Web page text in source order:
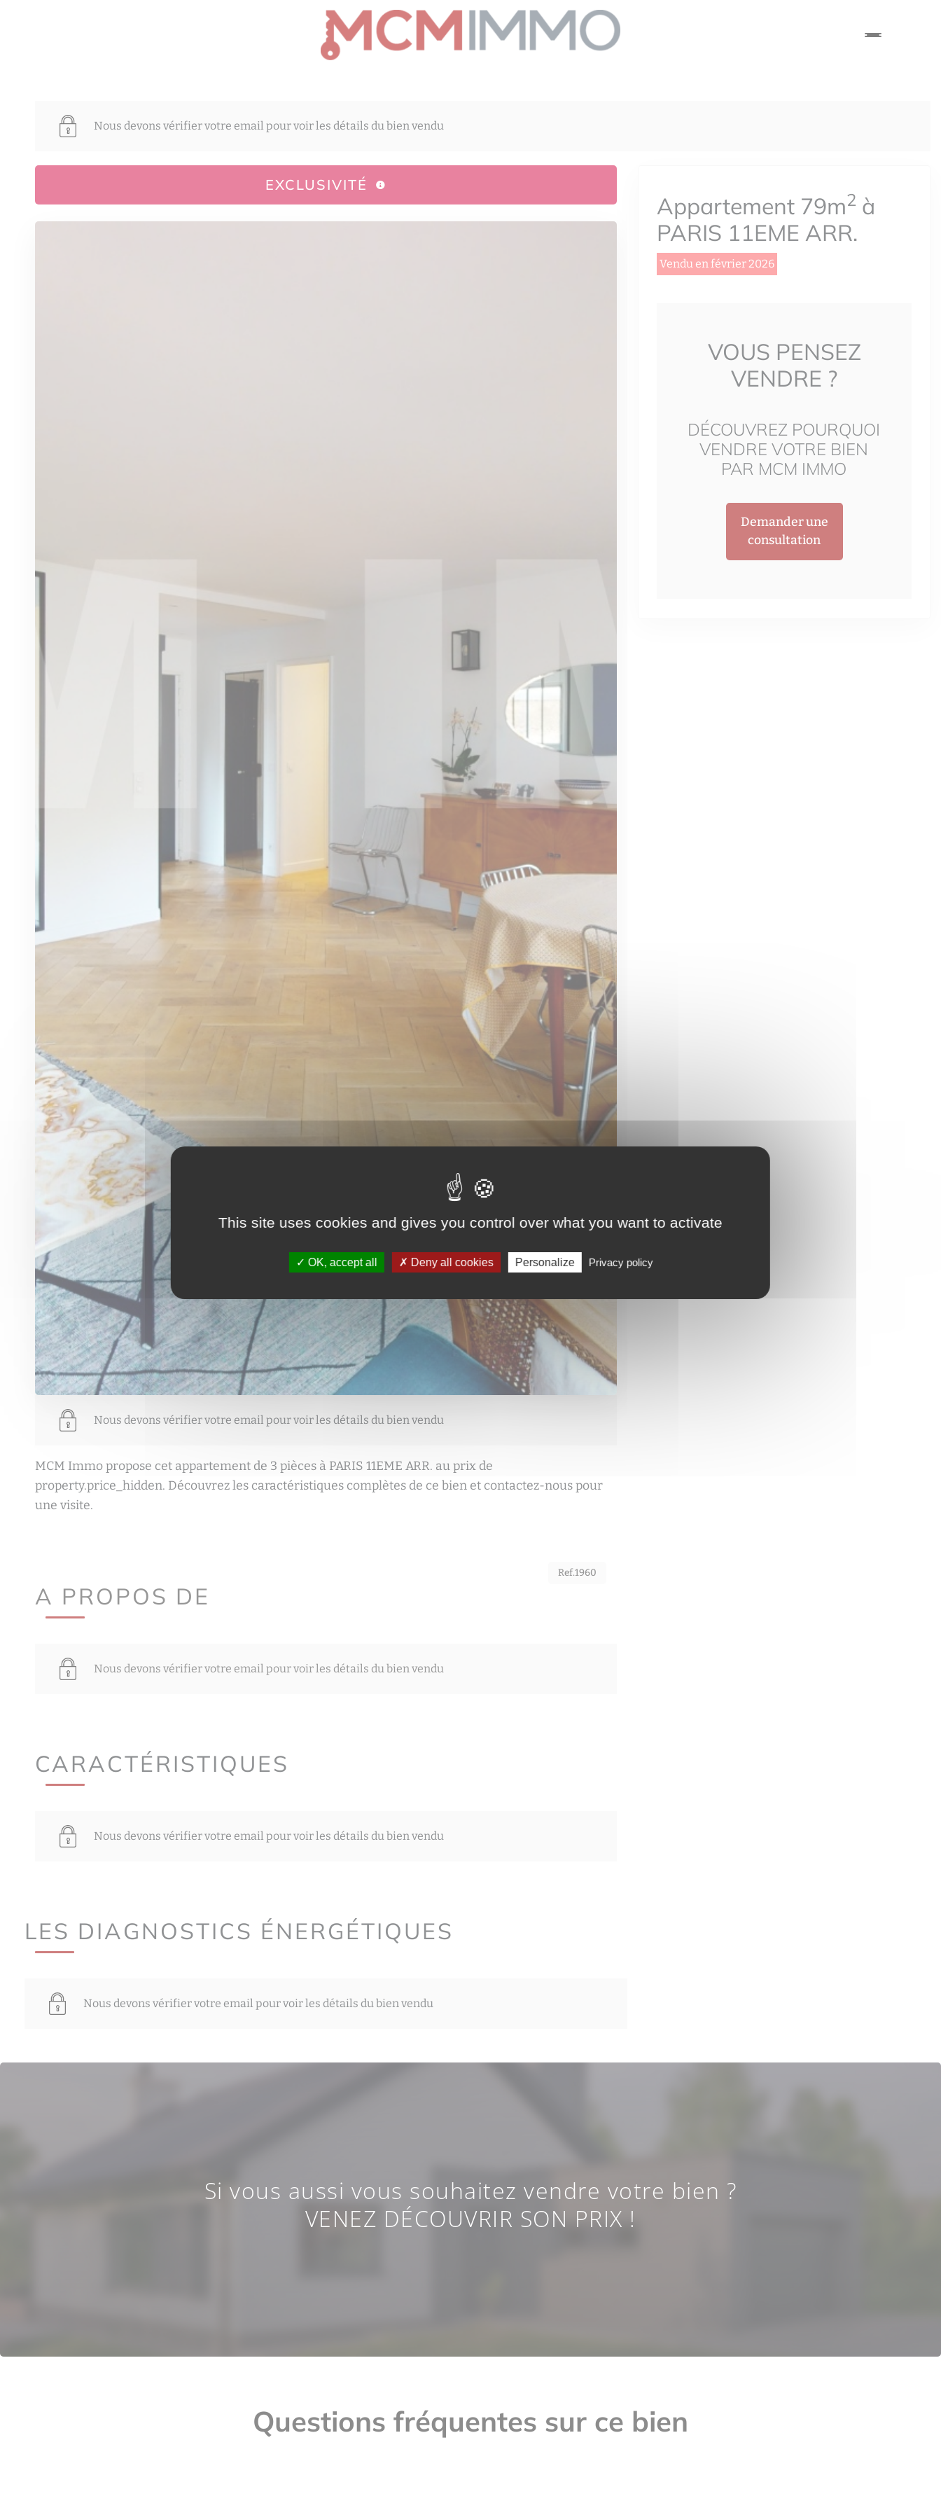
Nous devons vérifier votre email pour voir les détails du bien vendu
EXCLUSIVITÉ
Nous devons vérifier votre email pour voir les détails du bien vendu
MCM Immo propose cet appartement de 3 pièces à PARIS 11EME ARR. au prix de
property.price_hidden. Découvrez les caractéristiques complètes de ce bien et contactez-nous pour
une visite.
A PROPOS DE
Ref.1960
Nous devons vérifier votre email pour voir les détails du bien vendu
CARACTÉRISTIQUES
Nous devons vérifier votre email pour voir les détails du bien vendu
LES DIAGNOSTICS ÉNERGÉTIQUES
Nous devons vérifier votre email pour voir les détails du bien vendu
Appartement 79m2 à
PARIS 11EME ARR.
Vendu en février 2026
VOUS PENSEZ
VENDRE ?
DÉCOUVREZ POURQUOI
VENDRE VOTRE BIEN
PAR MCM IMMO
Demander une
consultation
Si vous aussi vous souhaitez vendre votre bien ?
VENEZ DÉCOUVRIR SON PRIX !
Questions fréquentes sur ce bien
This site uses cookies and gives you control over what you want to activate
OK, accept all Deny all cookies Personalize Privacy policy